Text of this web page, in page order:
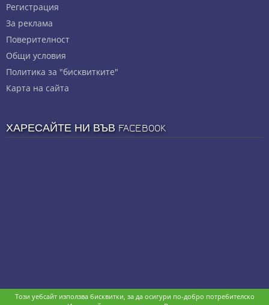
Регистрация
За реклама
Πoвepитeлнocт
Общи условия
Политика за "бисквитките"
Карта на сайта
ХАРЕСАЙТЕ НИ ВЪВ FACEBOOK
© stz24.com. Developed byBPage CMS.
Този уебсайт използва бисквитки, за да осигури по-добро потребителско